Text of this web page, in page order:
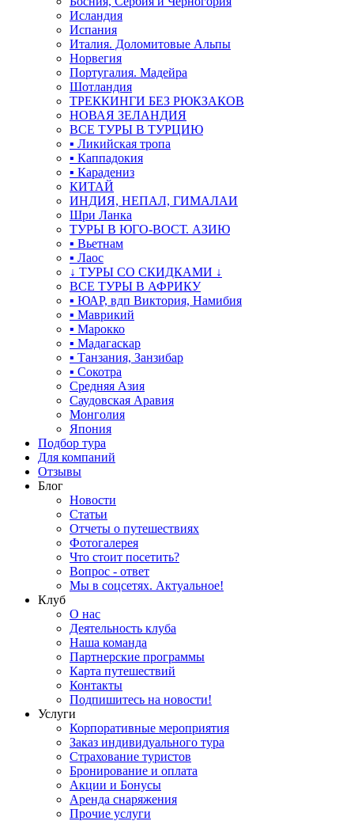
Исландия
Испания
Италия. Доломитовые Альпы
Норвегия
Португалия. Мадейра
Шотландия
ТРЕККИНГИ БЕЗ РЮКЗАКОВ
НОВАЯ ЗЕЛАНДИЯ
ВСЕ ТУРЫ В ТУРЦИЮ
▪ Ликийская тропа
▪ Каппадокия
▪ Карадениз
КИТАЙ
ИНДИЯ, НЕПАЛ, ГИМАЛАИ
Шри Ланка
ТУРЫ В ЮГО-ВОСТ. АЗИЮ
▪ Вьетнам
▪ Лаос
↓ ТУРЫ СО СКИДКАМИ ↓
ВСЕ ТУРЫ В АФРИКУ
▪ ЮАР, вдп Виктория, Намибия
▪ Маврикий
▪ Марокко
▪ Мадагаскар
▪ Танзания, Занзибар
▪ Сокотра
Средняя Азия
Саудовская Аравия
Монголия
Япония
Подбор тура
Для компаний
Отзывы
Блог
Новости
Статьи
Отчеты о путешествиях
Фотогалерея
Что стоит посетить?
Вопрос - ответ
Мы в соцсетях. Актуальное!
Клуб
О нас
Деятельность клуба
Наша команда
Партнерские программы
Карта путешествий
Контакты
Подпишитесь на новости!
Услуги
Корпоративные мероприятия
Заказ индивидуального тура
Страхование туристов
Бронирование и оплата
Акции и Бонусы
Аренда снаряжения
Прочие услуги